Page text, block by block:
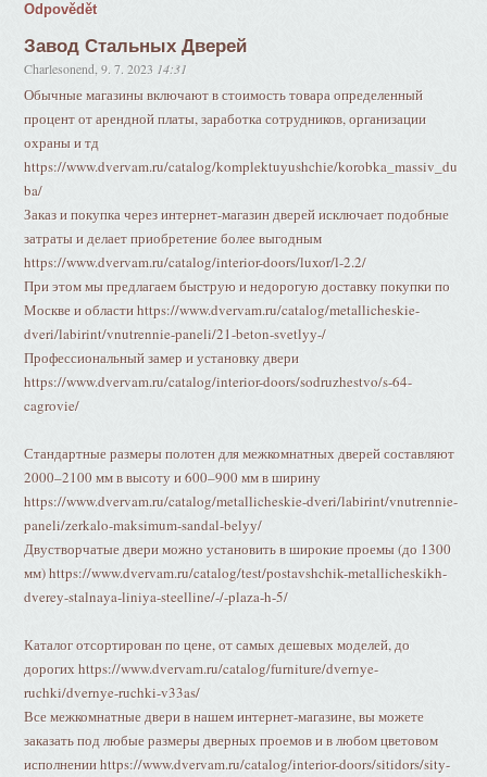
Odpovědět
Завод Стальных Дверей
Charlesonend ,9. 7. 2023 14:31
Обычные магазины включают в стоимость товара определенный
процент от арендной платы, заработка сотрудников, организации
охраны и тд
https://www.dvervam.ru/catalog/komplektuyushchie/korobka_massiv_du
ba/
Заказ и покупка через интернет-магазин дверей исключает подобные
затраты и делает приобретение более выгодным
https://www.dvervam.ru/catalog/interior-doors/luxor/l-2.2/
При этом мы предлагаем быструю и недорогую доставку покупки по
Москве и области https://www.dvervam.ru/catalog/metallicheskie-
dveri/labirint/vnutrennie-paneli/21-beton-svetlyy-/
Профессиональный замер и установку двери
https://www.dvervam.ru/catalog/interior-doors/sodruzhestvo/s-64-
cagrovie/
Стандартные размеры полотен для межкомнатных дверей составляют
2000–2100 мм в высоту и 600–900 мм в ширину
https://www.dvervam.ru/catalog/metallicheskie-dveri/labirint/vnutrennie-
paneli/zerkalo-maksimum-sandal-belyy/
Двустворчатые двери можно установить в широкие проемы (до 1300
мм) https://www.dvervam.ru/catalog/test/postavshchik-metallicheskikh-
dverey-stalnaya-liniya-steelline/-/-plaza-h-5/
Каталог отсортирован по цене, от самых дешевых моделей, до
дорогих https://www.dvervam.ru/catalog/furniture/dvernye-
ruchki/dvernye-ruchki-v33as/
Все межкомнатные двери в нашем интернет-магазине, вы можете
заказать под любые размеры дверных проемов и в любом цветовом
исполнении https://www.dvervam.ru/catalog/interior-doors/sitidors/sity-